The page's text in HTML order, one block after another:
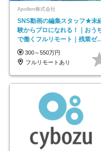
Apollon株式会社
SNS動画の編集スタッフ★未
験からプロになれる！｜おう
で働くフルリモート｜残業ゼ
で18時退勤◎
300～550万円
フルリモートあり